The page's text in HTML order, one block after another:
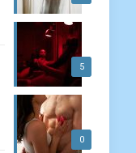
5
0